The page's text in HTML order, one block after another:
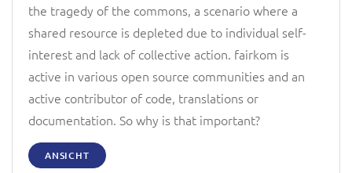
the tragedy of the commons, a scenario where a
shared resource is depleted due to individual self-
interest and lack of collective action. fairkom is
active in various open source communities and an
active contributor of code, translations or
documentation. So why is that important?
ANSICHT